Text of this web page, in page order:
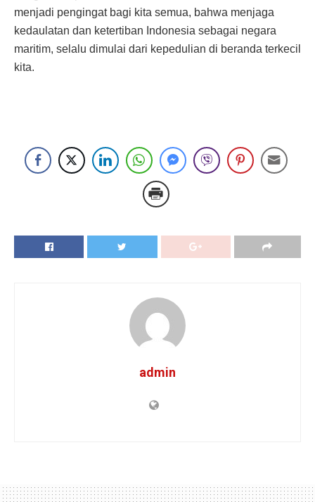
menjadi pengingat bagi kita semua, bahwa menjaga
kedaulatan dan ketertiban Indonesia sebagai negara
maritim, selalu dimulai dari kepedulian di beranda terkecil
kita.
admin